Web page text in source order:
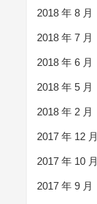
2018 年 8 月
2018 年 7 月
2018 年 6 月
2018 年 5 月
2018 年 2 月
2017 年 12 月
2017 年 10 月
2017 年 9 月